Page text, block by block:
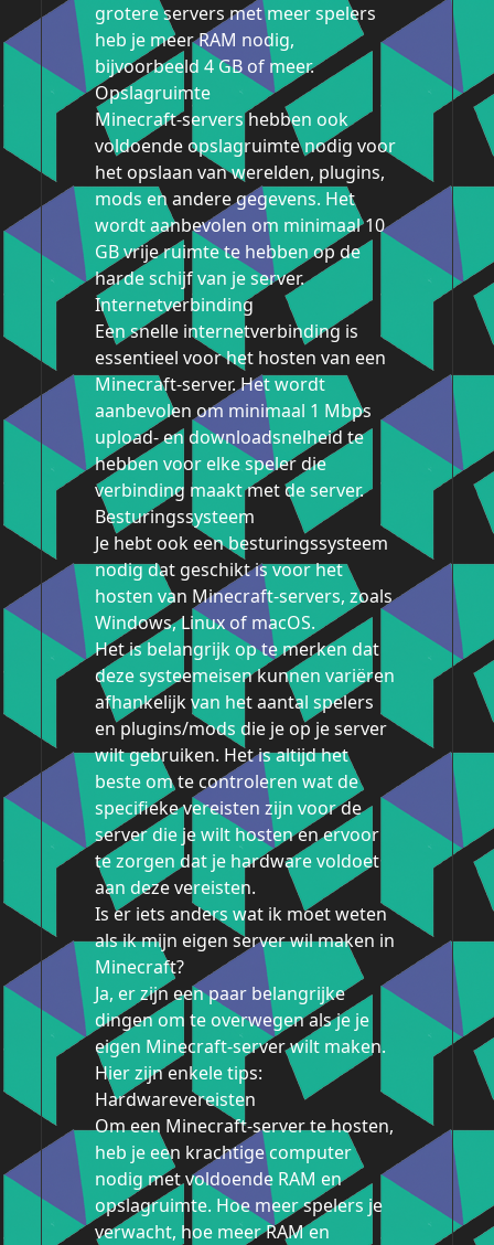
grotere servers met meer spelers
heb je meer RAM nodig,
bijvoorbeeld 4 GB of meer.
Opslagruimte
Minecraft-servers hebben ook
voldoende opslagruimte nodig voor
het opslaan van werelden, plugins,
mods en andere gegevens. Het
wordt aanbevolen om minimaal 10
GB vrije ruimte te hebben op de
harde schijf van je server.
Internetverbinding
Een snelle internetverbinding is
essentieel voor het hosten van een
Minecraft-server. Het wordt
aanbevolen om minimaal 1 Mbps
upload- en downloadsnelheid te
hebben voor elke speler die
verbinding maakt met de server.
Besturingssysteem
Je hebt ook een besturingssysteem
nodig dat geschikt is voor het
hosten van Minecraft-servers, zoals
Windows, Linux of macOS.
Het is belangrijk op te merken dat
deze systeemeisen kunnen variëren
afhankelijk van het aantal spelers
en plugins/mods die je op je server
wilt gebruiken. Het is altijd het
beste om te controleren wat de
specifieke vereisten zijn voor de
server die je wilt hosten en ervoor
te zorgen dat je hardware voldoet
aan deze vereisten.
Is er iets anders wat ik moet weten
als ik mijn eigen server wil maken in
Minecraft?
Ja, er zijn een paar belangrijke
dingen om te overwegen als je je
eigen Minecraft-server wilt maken.
Hier zijn enkele tips:
Hardwarevereisten
Om een Minecraft-server te hosten,
heb je een krachtige computer
nodig met voldoende RAM en
opslagruimte. Hoe meer spelers je
verwacht, hoe meer RAM en